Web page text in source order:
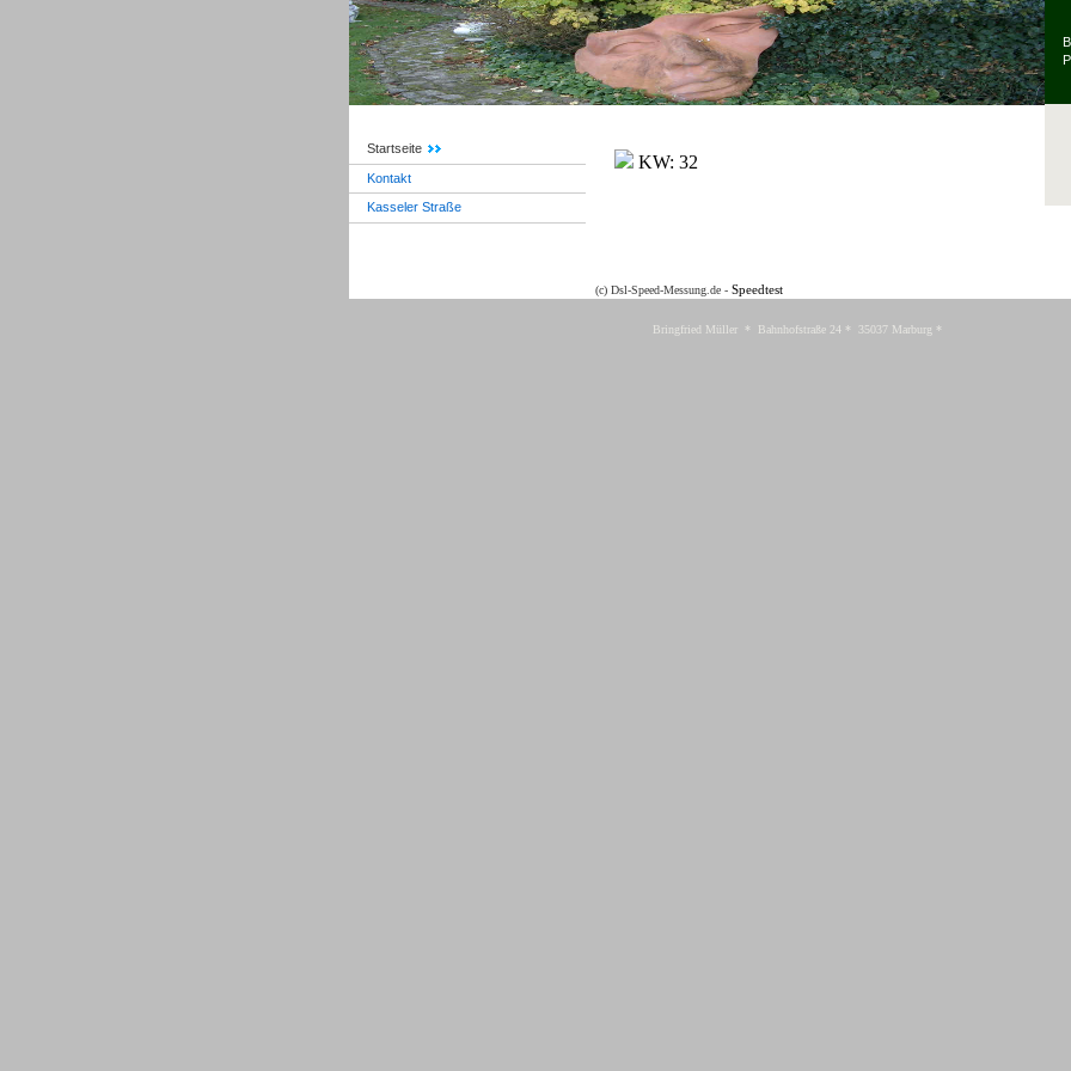
Startseite
Kontakt
Kasseler Straße
(c) Dsl-Speed-Messung.de - Speedtest
Bringfried Müller* Bahnhofstraße 24 * 35037 Marburg *